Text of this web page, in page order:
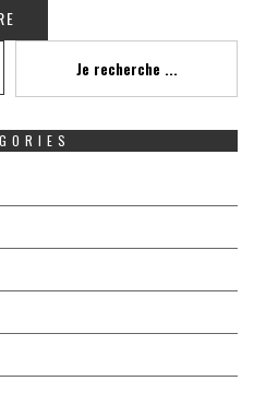
Je recherche ...